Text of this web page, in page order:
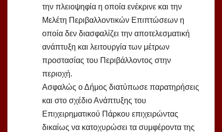
την πλειοψηφία η οποία ενέκρινε και την
Μελέτη Περιβαλλοντικών Επιπτώσεων η
οποία δεν διασφαλίζει την αποτελεσματική
ανάπτυξη και λειτουργία των μέτρων
προστασίας του Περιβάλλοντος στην
περιοχή.
Ασφαλώς ο Δήμος διατύπωσε παρατηρήσεις
και στο σχέδιο Ανάπτυξης του
Επιχειρηματικού Πάρκου επιχειρώντας
δικαίως να κατοχυρώσει τα συμφέροντα της